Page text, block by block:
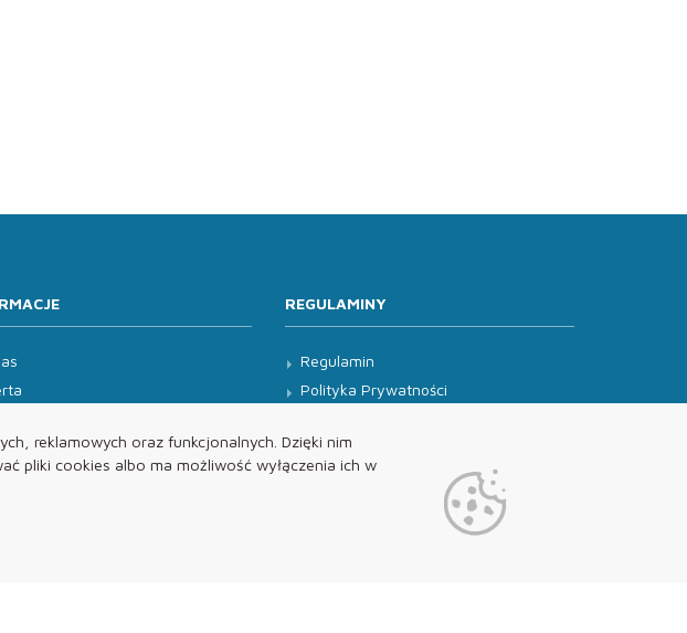
reklamowych oraz funkcjonalnych. Dzięki nim
pliki cookies albo ma możliwość wyłączenia ich w
REGULAMINY
Regulamin
Polityka Prywatności